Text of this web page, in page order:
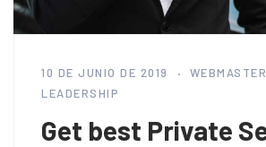
10 DE JUNIO DE 2019
LEADERSHIP
Get best Private